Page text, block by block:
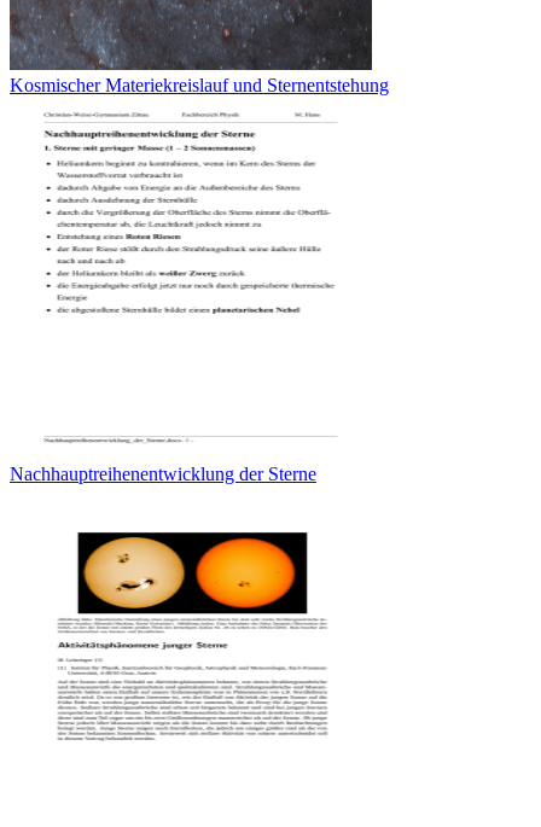
Kosmischer Materiekreislauf und Sternentstehung
Nachhauptreihenentwicklung der Sterne